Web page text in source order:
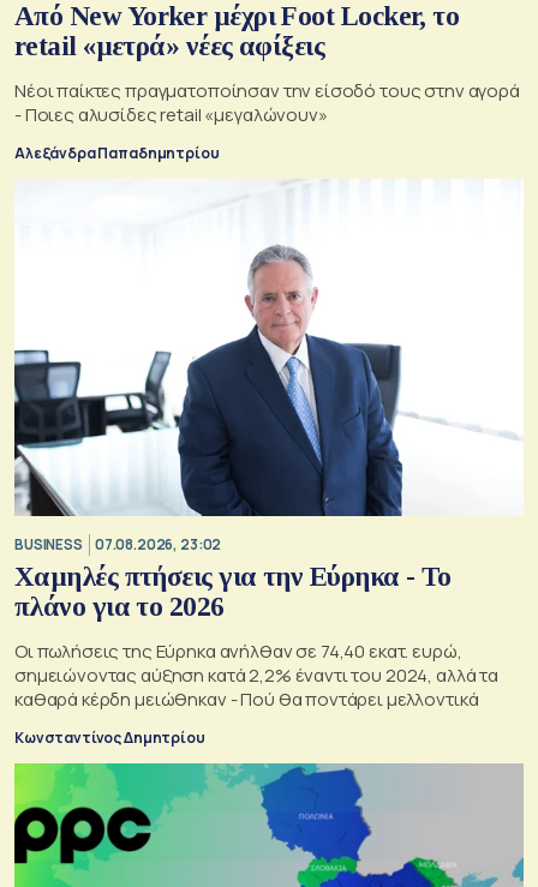
Από New Yorker μέχρι Foot Locker, το
retail «μετρά» νέες αφίξεις
Νέοι παίκτες πραγματοποίησαν την είσοδό τους στην αγορά
- Ποιες αλυσίδες retail «μεγαλώνουν»
Αλεξάνδρα Παπαδημητρίου
BUSINESS 07.08.2026, 23:02
Χαμηλές πτήσεις για την Εύρηκα - Το
πλάνο για το 2026
Οι πωλήσεις της Εύρηκα ανήλθαν σε 74,40 εκατ. ευρώ,
σημειώνοντας αύξηση κατά 2,2% έναντι του 2024, αλλά τα
καθαρά κέρδη μειώθηκαν - Πού θα ποντάρει μελλοντικά
Κωνσταντίνος Δημητρίου